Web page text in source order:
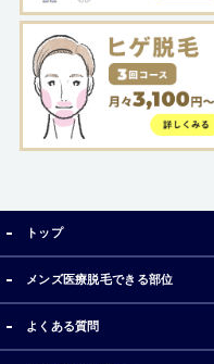
トップ
メンズ医療脱毛できる部位
よくある質問